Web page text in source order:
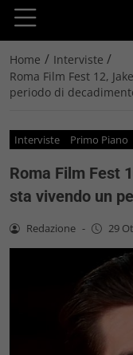
Home / Interviste /
Roma Film Fest 12,
periodo di
Interviste Primo Piano
Roma Film Fest
sta vivendo un
Redazione - 29